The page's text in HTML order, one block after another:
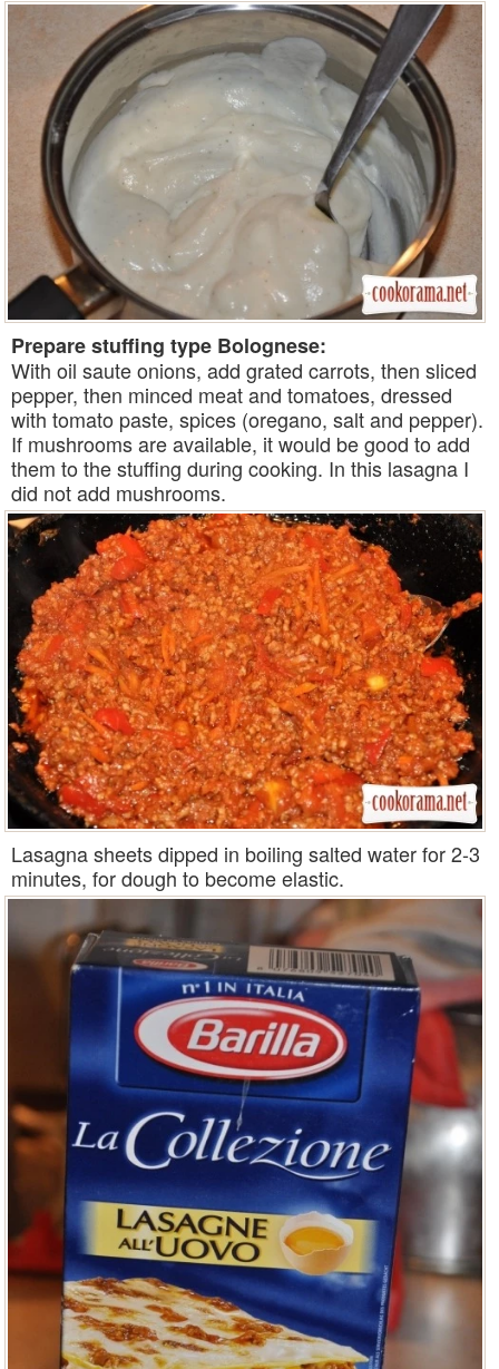
Prepare stuffing type Bolognese:
With oil saute onions, add grated carrots, then sliced
pepper, then minced meat and tomatoes, dressed
with tomato paste, spices (oregano, salt and pepper).
If mushrooms are available, it would be good to add
them to the stuffing during cooking. In this lasagna I
did not add mushrooms.
Lasagna sheets dipped in boiling salted water for 2-3
minutes, for dough to become elastic.